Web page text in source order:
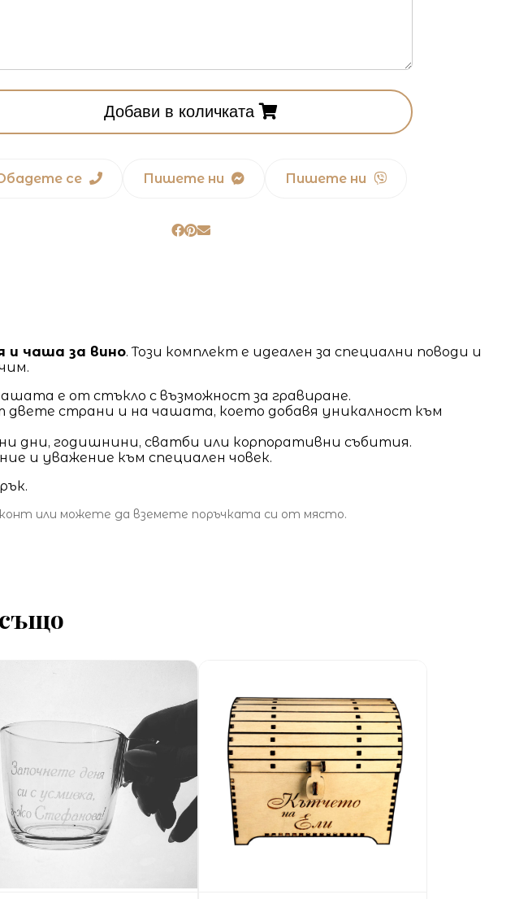
Добави в количката
се Пишете ни Пишете ни
и чаша за вино. Този комплект е идеален за специални поводи и
е от стъкло с възможност за гравиране.
страни и на чашата, което добавя уникалност към
дни, годишнини, сватби или корпоративни събития.
и уважение към специален човек.
или можете да вземете поръчката си от място.
също